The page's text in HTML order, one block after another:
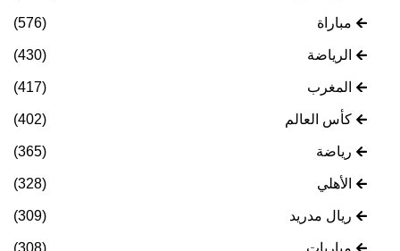
مباراة (576)
الرياضة (430)
المغرب (417)
كأس العالم (402)
رياضة (365)
الأهلي (328)
ريال مدريد (309)
مباريات (308)